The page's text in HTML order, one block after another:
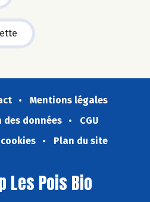
Mentions légales
données
CGU
Plan du site
Les Pois Bio